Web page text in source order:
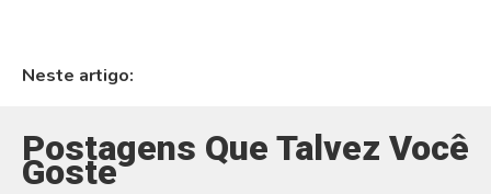
Neste artigo:
Postagens Que Talvez Você
Goste